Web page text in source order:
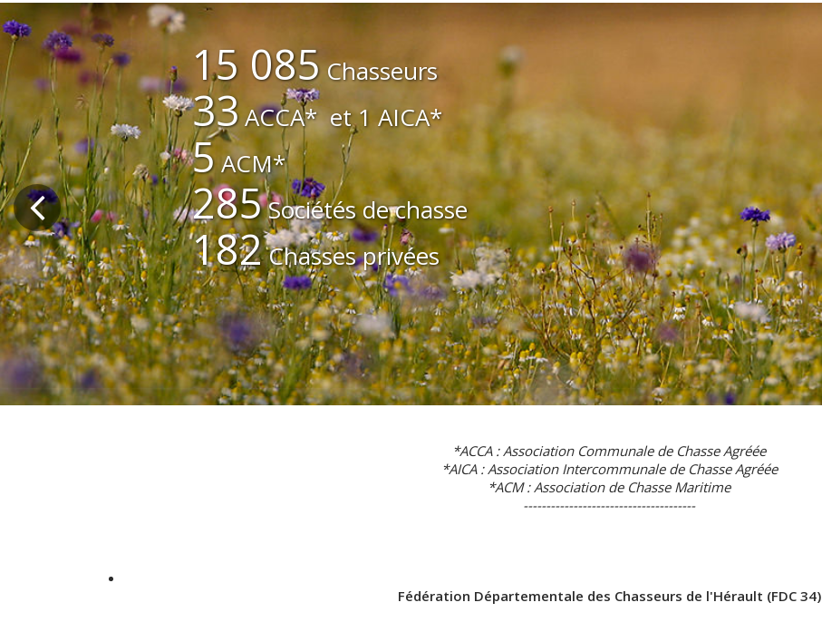
15 085Chasseurs
33ACCA* et 1 AICA*
5ACM*
285Sociétés de chasse
182Chasses privées
*ACCA : Association Communale de Chasse Agréée
*AICA : Association Intercommunale de Chasse Agréée
*ACM : Association de Chasse Maritime
--------------------------------------
Fédération Départementale des Chasseurs de l'Hérault (FDC 34)